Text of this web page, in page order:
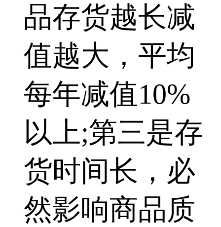
品存货越长减
值越大，平均
每年减值10%
以上;第三是存
货时间长，必
然影响商品质